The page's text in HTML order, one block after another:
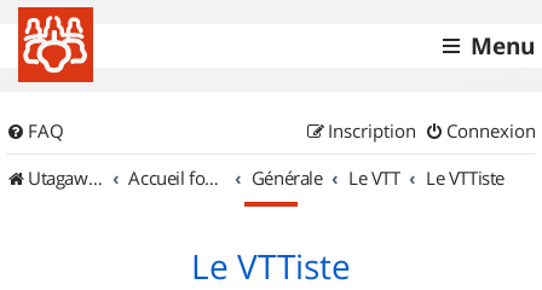
Menu
FAQ Connexion
Inscription
UtagawaVTT (Randos VTT et VTTAE avec traces GPS)
Accueil forum Générale Le VTT Le VTTiste
Le VTTiste